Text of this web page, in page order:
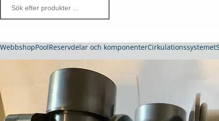
WebbshopPoolReservdelar och komponenterCirkulationssystemet